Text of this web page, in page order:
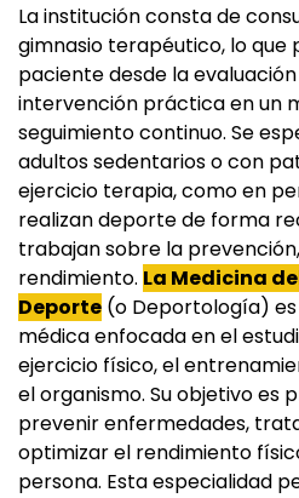
La institución consta de
gimnasio terapéutico, lo
paciente desde la
intervención práctica en un
seguimiento continuo. Se
adultos sedentarios o con
ejercicio terapia, como en
realizan deporte de forma
trabajan sobre la
rendimiento. La Medicina
Deporte (o Deportología)
médica enfocada en el
ejercicio físico, el
el organismo. Su objetivo es
prevenir enfermedades,
optimizar el rendimiento
persona. Esta especialidad